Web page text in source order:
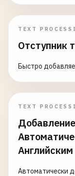
TEXT
Отступник
Быстро
TEXT
Английским
Автоматически